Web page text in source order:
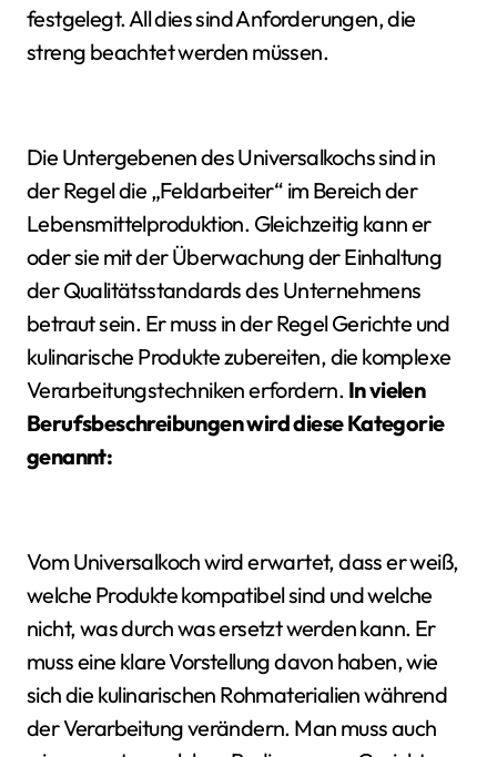
festgelegt. All dies sind Anforderungen, die
streng beachtet werden müssen.
Die Untergebenen des Universalkochs sind in
der Regel die „Feldarbeiter“ im Bereich der
Lebensmittelproduktion. Gleichzeitig kann er
oder sie mit der Überwachung der Einhaltung
der Qualitätsstandards des Unternehmens
betraut sein. Er muss in der Regel Gerichte und
kulinarische Produkte zubereiten, die komplexe
Verarbeitungstechniken erfordern. In vielen
Berufsbeschreibungen wird diese Kategorie
genannt:
Vom Universalkoch wird erwartet, dass er weiß,
welche Produkte kompatibel sind und welche
nicht, was durch was ersetzt werden kann. Er
muss eine klare Vorstellung davon haben, wie
sich die kulinarischen Rohmaterialien während
der Verarbeitung verändern. Man muss auch